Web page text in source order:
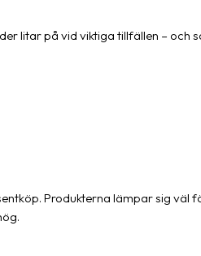
litar på vid viktiga tillfällen –
Produkterna lämpar sig väl